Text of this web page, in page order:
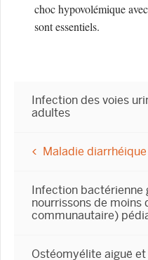
choc hypovolémique
sont essentiels.
Infection des voies
adultes
Maladie
Infection bactérienne
nourrissons de moins
communautaire)
Ostéomyélite aiguë